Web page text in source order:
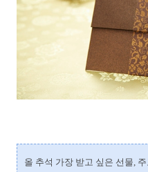
올 추석 가장 받고 싶은 선물,